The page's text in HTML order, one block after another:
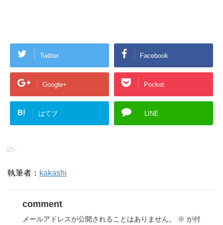
Twitter Facebook
Google+ Pocket
B! はてブ LINE
-
執筆者： kakashi
comment
メールアドレスが公開されることはありません。 ※ が付